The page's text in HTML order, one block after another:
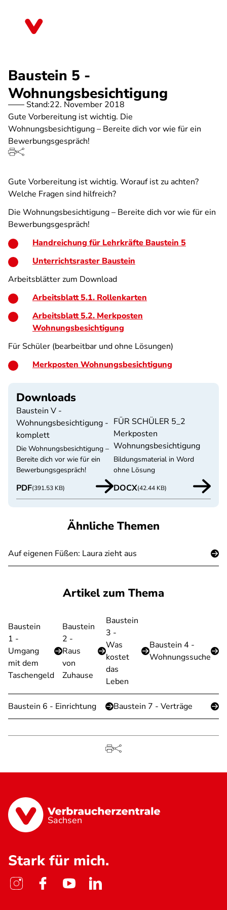
Baustein 5 -
Wohnungsbesichtigung
Stand:22. November 2018
Gute Vorbereitung ist wichtig. Die
Wohnungsbesichtigung – Bereite dich vor wie für ein
Bewerbungsgespräch!
Gute Vorbereitung ist wichtig. Worauf ist zu achten?
Welche Fragen sind hilfreich?
Die Wohnungsbesichtigung – Bereite dich vor wie für ein
Bewerbungsgespräch!
Handreichung für Lehrkräfte Baustein 5
Unterrichtsraster Baustein
Arbeitsblätter zum Download
Arbeitsblatt 5.1. Rollenkarten
Arbeitsblatt 5.2. Merkposten
Wohnungsbesichtigung
Für Schüler (bearbeitbar und ohne Lösungen)
Merkposten Wohnungsbesichtigung
Downloads
Baustein V -
Wohnungsbesichtigung -
komplett
Die Wohnungsbesichtigung –
Bereite dich vor wie für ein
Bewerbungsgespräch!
PDF(391.53 KB)
FÜR SCHÜLER 5_2
Merkposten
Wohnungsbesichtigung
Bildungsmaterial in Word
ohne Lösung
DOCX(42.44 KB)
Ähnliche Themen
Auf eigenen Füßen: Laura zieht aus
Artikel zum Thema
Baustein
1 -
Umgang
mit dem
Taschengeld
Baustein
2 -
Raus
von
Zuhause
Baustein
3 -
Was
kostet
das
Leben
Baustein 4 -
Wohnungssuche
Baustein 6 - Einrichtung Baustein 7 - Verträge
Sachsen
Stark für mich.